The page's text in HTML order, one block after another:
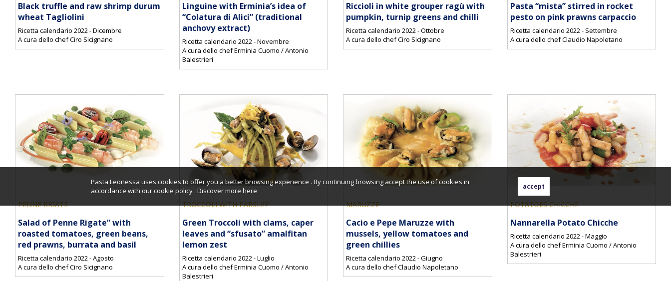
Pasta Leonessa uses cookies to offer you a better browsing experience . By continuing browsing accept the use of cookies in
accordance with our cookie policy . Discover more here
Black truffle and raw shrimp durum
wheat Tagliolini
Ricetta calendario 2022 - Dicembre
A cura dello chef Ciro Sicignano
Linguine with Erminia’s idea of
“Colatura di Alici” (traditional
anchovy extract)
Ricetta calendario 2022 - Novembre
A cura dello chef Erminia Cuomo / Antonio
Balestrieri
Riccioli in white grouper ragù with
pumpkin, turnip greens and chilli
Ricetta calendario 2022 - Ottobre
A cura dello chef Ciro Sicignano
Pasta “mista” stirred in rocket
pesto on pink prawns carpaccio
Ricetta calendario 2022 - Settembre
A cura dello chef Claudio Napoletano
PENNE RIGATE
Salad of Penne Rigate” with
roasted tomatoes, green beans,
red prawns, burrata and basil
Ricetta calendario 2022 - Agosto
A cura dello chef Ciro Sicignano
TROCCOLI WITH PARSLEY
Green Troccoli with clams, caper
leaves and “sfusato” amalfitan
lemon zest
Ricetta calendario 2022 - Luglio
A cura dello chef Erminia Cuomo / Antonio
Balestrieri
MARUZZE
Cacio e Pepe Maruzze with
mussels, yellow tomatoes and
green chillies
Ricetta calendario 2022 - Giugno
A cura dello chef Claudio Napoletano
POTATOES CHICCHE
Nannarella Potato Chicche
Ricetta calendario 2022 - Maggio
A cura dello chef Erminia Cuomo / Antonio
Balestrieri